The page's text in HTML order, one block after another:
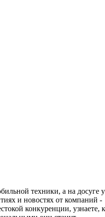
техники, а на досуге у
и новостях от компаний -
конкуренции, узнаете,